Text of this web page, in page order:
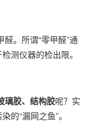
。所谓“零甲醛”通
测仪器的检出限。
璃胶、结构胶呢？实
的“漏网之鱼”。